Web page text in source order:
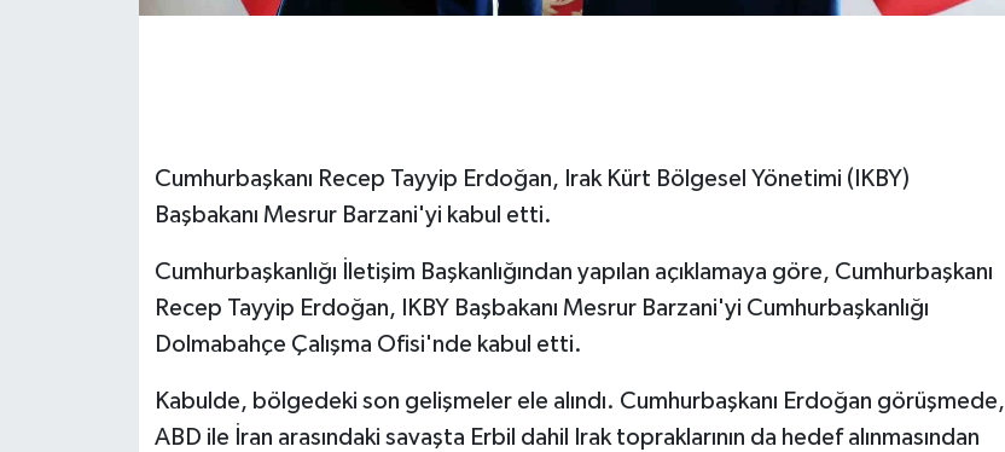
Cumhurbaşkanı Recep Tayyip Erdoğan, Irak Kürt Bölgesel Yönetimi (IKBY)
Başbakanı Mesrur Barzani'yi kabul etti.
Cumhurbaşkanlığı İletişim Başkanlığından yapılan açıklamaya göre, Cumhurbaşkanı
Recep Tayyip Erdoğan, IKBY Başbakanı Mesrur Barzani'yi Cumhurbaşkanlığı
Dolmabahçe Çalışma Ofisi'nde kabul etti.
Kabulde, bölgedeki son gelişmeler ele alındı. Cumhurbaşkanı Erdoğan görüşmede,
ABD ile İran arasındaki savaşta Erbil dahil Irak topraklarının da hedef alınmasından
Jandarma